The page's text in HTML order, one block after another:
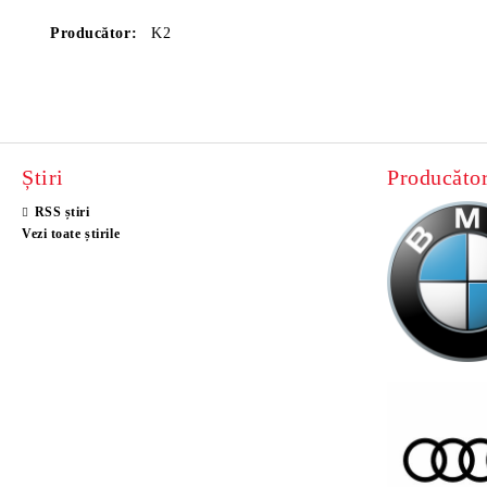
Producător: K2
Știri
RSS știri
Vezi toate știrile